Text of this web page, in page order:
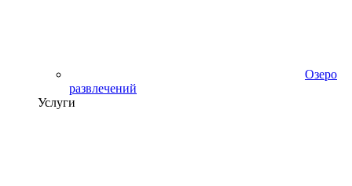
Озеро
развлечений
Услуги